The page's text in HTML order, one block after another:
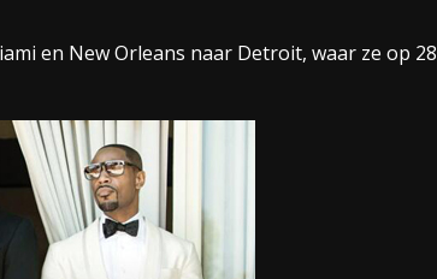
en New Orleans naar Detroit, waar ze op 28